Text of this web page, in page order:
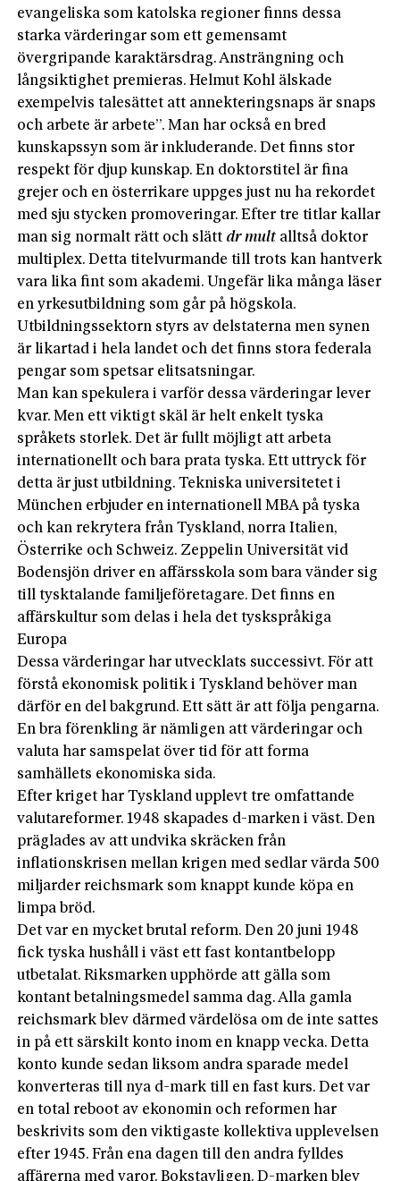
evangeliska som katolska regioner finns dessa
starka värderingar som ett gemensamt
övergripande karaktärsdrag. Ansträngning och
långsiktighet premieras. Helmut Kohl älskade
exempelvis talesättet att annekteringsnaps är snaps
och arbete är arbete”. Man har också en bred
kunskapssyn som är inkluderande. Det finns stor
respekt för djup kunskap. En doktorstitel är fina
grejer och en österrikare uppges just nu ha rekordet
med sju stycken promoveringar. Efter tre titlar kallar
man sig normalt rätt och slätt drmult alltså doktor
multiplex. Detta titelvurmande till trots kan hantverk
vara lika fint som akademi. Ungefär lika många läser
en yrkesutbildning som går på högskola.
Utbildningssektorn styrs av delstaterna men synen
är likartad i hela landet och det finns stora federala
pengar som spetsar elitsatsningar.
Man kan spekulera i varför dessa värderingar lever
kvar. Men ett viktigt skäl är helt enkelt tyska
språkets storlek. Det är fullt möjligt att arbeta
internationellt och bara prata tyska. Ett uttryck för
detta är just utbildning. Tekniska universitetet i
München erbjuder en internationell MBA på tyska
och kan rekrytera från Tyskland, norra Italien,
Österrike och Schweiz. Zeppelin Universität vid
Bodensjön driver en affärsskola som bara vänder sig
till tysktalande familjeföretagare. Det finns en
affärskultur som delas i hela det tyskspråkiga
Europa
Dessa värderingar har utvecklats successivt. För att
förstå ekonomisk politik i Tyskland behöver man
därför en del bakgrund. Ett sätt är att följa pengarna.
En bra förenkling är nämligen att värderingar och
valuta har samspelat över tid för att forma
samhällets ekonomiska sida.
Efter kriget har Tyskland upplevt tre omfattande
valutareformer. 1948 skapades d-marken i väst. Den
präglades av att undvika skräcken från
inflationskrisen mellan krigen med sedlar värda 500
miljarder reichsmark som knappt kunde köpa en
limpa bröd.
Det var en mycket brutal reform. Den 20 juni 1948
fick tyska hushåll i väst ett fast kontantbelopp
utbetalat. Riksmarken upphörde att gälla som
kontant betalningsmedel samma dag. Alla gamla
reichsmark blev därmed värdelösa om de inte sattes
in på ett särskilt konto inom en knapp vecka. Detta
konto kunde sedan liksom andra sparade medel
konverteras till nya d-mark till en fast kurs. Det var
en total reboot av ekonomin och reformen har
beskrivits som den viktigaste kollektiva upplevelsen
efter 1945. Från ena dagen till den andra fylldes
affärerna med varor. Bokstavligen. D-marken blev